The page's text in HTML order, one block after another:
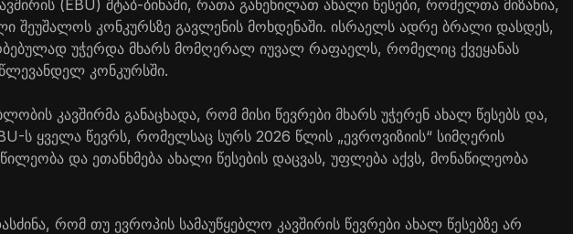
(EBU) შტაბ-ბინაში, რათა განეხილათ ახალი წესები, რომელთა მიზანია,
შეუშალოს კონკურსზე გავლენის მოხდენაში. ისრაელს ადრე ბრალი დასდეს,
უჭერდა მხარს მომღერალ იუვალ რაფაელს, რომელიც ქვეყანას
კონკურსში.
კავშირმა განაცხადა, რომ მისი წევრები მხარს უჭერენ ახალ წესებს და,
ს ყველა წევრს, რომელსაც სურს 2026 წლის „ევროვიზიის“ სიმღერის
და ეთანხმება ახალი წესების დაცვას, უფლება აქვს, მონაწილეობა
რომ თუ ევროპის სამაუწყებლო კავშირის წევრები ახალ წესებზე არ